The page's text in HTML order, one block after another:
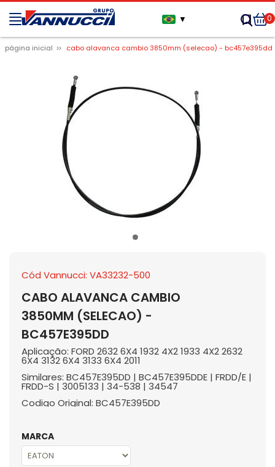
▼ 0
página inicial cabo alavanca cambio 3850mm (selecao) - bc457e395dd
Cód Vannucci: VA33232-500
CABO ALAVANCA CAMBIO
3850MM (SELECAO) -
BC457E395DD
Aplicação: FORD 2632 6X4 1932 4X2 1933 4X2 2632
6X4 3132 6X4 3133 6X4 2011
Similares: BC457E395DD | BC457E395DDE | FRDD/E |
FRDD-S | 3005133 | 34-538 | 34547
Codigo Original: BC457E395DD
MARCA